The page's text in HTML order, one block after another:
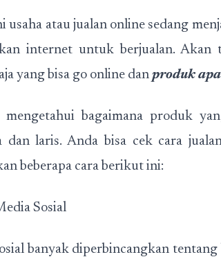
usaha atau jualan online sedang
internet untuk berjualan.
yang bisa go online dan produk
bagaimana produk
dan laris. Anda bisa cek cara
beberapa cara berikut ini:
Sosial
banyak diperbincangkan tentang